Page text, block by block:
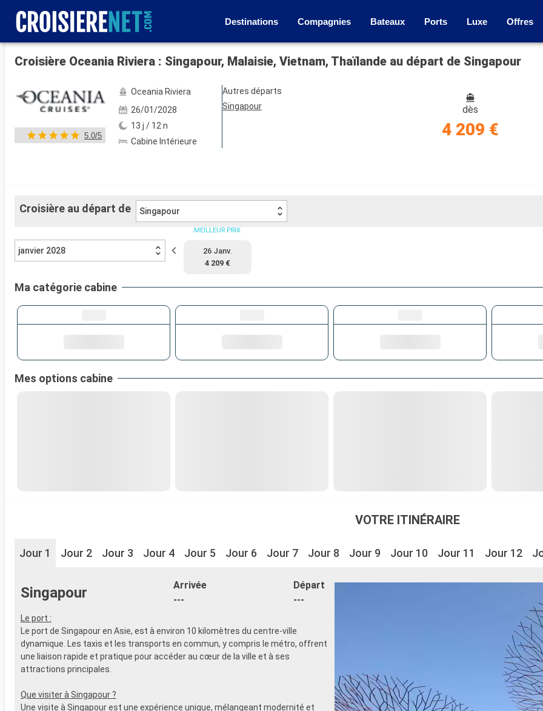
Destinations Compagnies Bateaux Ports Luxe Offres
Voir les 48 autres photos
Croisière Oceania Riviera : Singapour, Malaisie, Vietnam, Thaïlande au départ de Singapour
5.0/5
Oceania Riviera
26/01/2028
13 j / 12 n
Cabine Intérieure
Autres départs
Singapour
dès
4 209 €
Croisière au départ de Singapour
janvier 2028
MEILLEUR PRIX
26 Janv.
4 209 €
Ma catégorie cabine
Mes options cabine
VOTRE ITINÉRAIRE
Jour 1 Jour 2 Jour 3 Jour 4 Jour 5 Jour 6 Jour 7 Jour 8 Jour 9 Jour 10 Jour 11 Jour 12
Singapour
Arrivée
---
Départ
---
Le port :
Le port de Singapour en Asie, est à environ 10 kilomètres du centre-ville
dynamique. Les taxis et les transports en commun, y compris le métro, offrent
une liaison rapide et pratique pour accéder au cœur de la ville et à ses
attractions principales.
Que visiter à Singapour ?
Une visite à Singapour est une expérience unique, mélangeant modernité et